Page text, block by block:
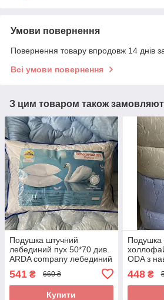
Умови повернення
Повернення товару впродовж 14 днів
Всі умови повернення
З цим товаром також
Подушка штучний
лебединий пух 50*70 див.
ARDA company лебединий
пух. Чохол 100% бавовна
541 ₴ 660 ₴
Купити
Подушка
ODA з
448₴